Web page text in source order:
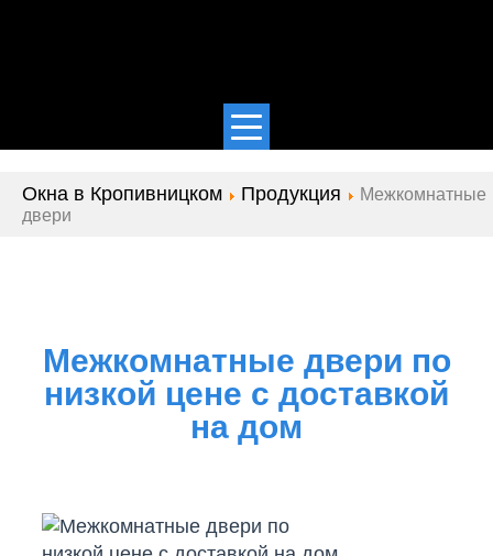
Окна в Кропивницком Продукция
Межкомнатные
двери
Межкомнатные двери по
низкой цене с доставкой
на дом